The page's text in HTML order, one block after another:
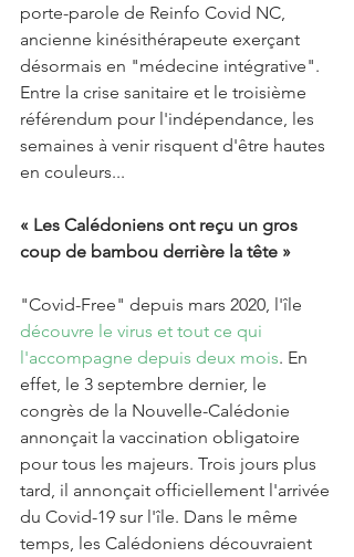
porte-parole de Reinfo Covid NC,
ancienne kinésithérapeute exerçant
désormais en "médecine intégrative".
Entre la crise sanitaire et le troisième
référendum pour l'indépendance, les
semaines à venir risquent d'être hautes
en couleurs...
« Les Calédoniens ont reçu un gros
coup de bambou derrière la tête »
"Covid-Free" depuis mars 2020, l'île
découvre le virus et tout ce qui
l'accompagne depuis deux mois. En
effet, le 3 septembre dernier, le
congrès de la Nouvelle-Calédonie
annonçait la vaccination obligatoire
pour tous les majeurs. Trois jours plus
tard, il annonçait officiellement l'arrivée
du Covid-19 sur l'île. Dans le même
temps, les Calédoniens découvraient